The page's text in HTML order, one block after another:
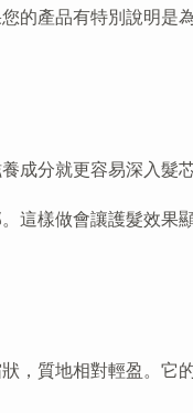
產品有特別說明是
成分就更容易深入髮
這樣做會讓護髮效果
，質地相對輕盈。它